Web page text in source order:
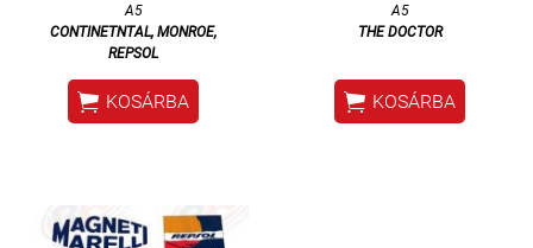
A5
CONTINETNTAL, MONROE,
REPSOL
 KOSÁRBA
A5
THE DOCTOR
 KOSÁRBA